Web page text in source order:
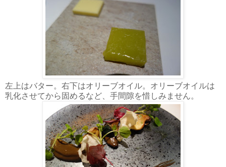
左上はバター。右下はオリーブオイル。オリーブオイルは
乳化させてから固めるなど、手間隙を惜しみません。